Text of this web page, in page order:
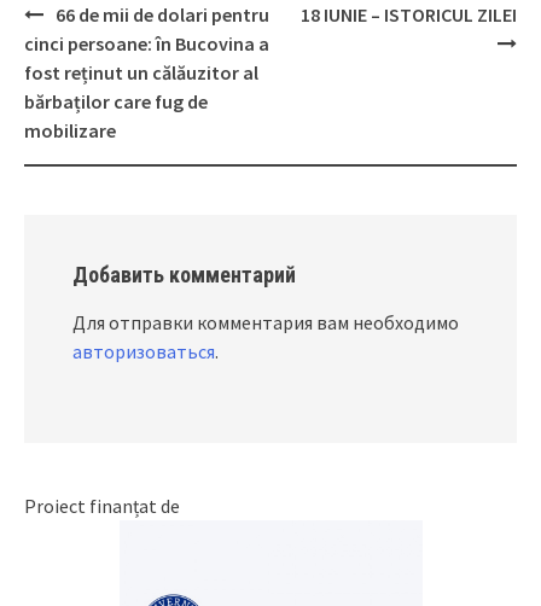
Post
navigation
66 de mii de dolari pentru
cinci persoane: în Bucovina a
fost reținut un călăuzitor al
bărbaților care fug de
mobilizare
18 IUNIE – ISTORICUL ZILEI
Добавить комментарий
Для отправки комментария вам необходимо
авторизоваться.
Proiect finanțat de